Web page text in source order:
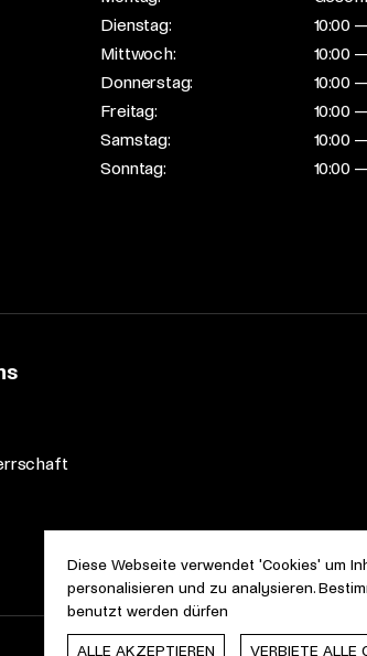
Dienstag:
10:00
Mittwoch:
10:00
Donnerstag:
10:00
Freitag:
10:00
Samstag:
10:00
Sonntag:
10:00
Diese Webseite verwendet 'Cookies' um
personalisieren und zu analysieren.
benutzt werden dürfen
ALLE AKZEPTIEREN VERBIETE ALLE